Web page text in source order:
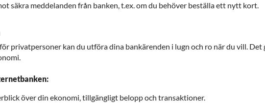
säkra meddelanden från banken, t.ex. om du behöver beställa ett nytt kort.
privatpersoner kan du utföra dina bankärenden i lugn och ro när du vill. Det
över din ekonomi, tillgängligt belopp och transaktioner.